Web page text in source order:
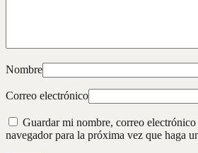
Nombre
Correo electrónico
Guardar mi nombre, correo
navegador para la próxima vez que haga